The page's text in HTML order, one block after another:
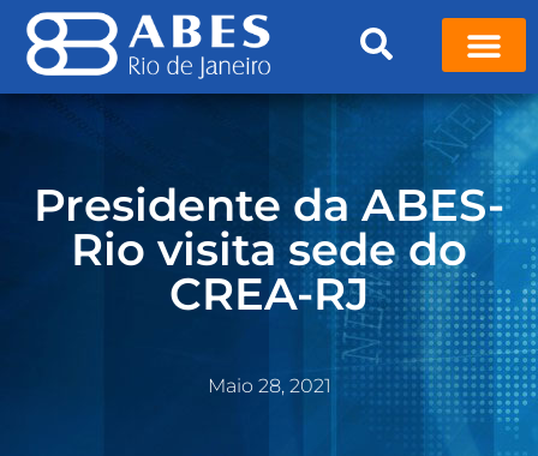
Presidente da ABES-
Rio visita sede do
CREA-RJ
Maio 28, 2021